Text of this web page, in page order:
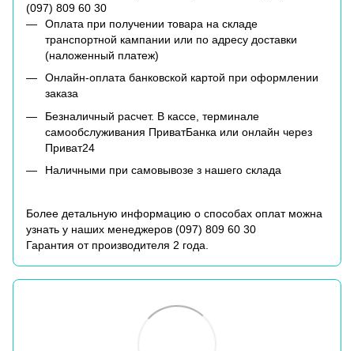
(097) 809 60 30
Оплата при получении товара на складе
транспортной кампании или по адресу доставки
(наложенный платеж)
Онлайн-оплата банковской картой при оформлении
заказа
Безналичный расчет. В кассе, терминале
самообслуживания ПриватБанка или онлайн через
Приват24
Наличными при самовывозе з нашего склада
Более детальную информацию о способах оплат можна
узнать у наших менеджеров (097) 809 60 30
Гарантия от производителя 2 года.